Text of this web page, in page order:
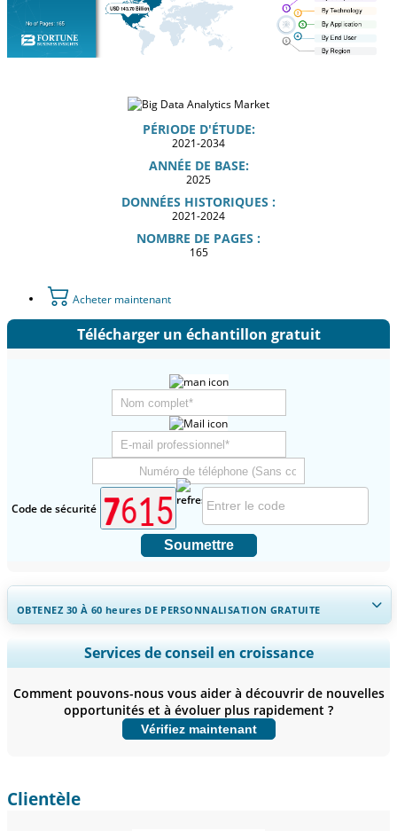
PÉRIODE D'ÉTUDE:
2021-2034
ANNÉE DE BASE:
2025
DONNÉES HISTORIQUES :
2021-2024
NOMBRE DE PAGES :
165
Acheter maintenant
Télécharger un échantillon gratuit
Code de sécurité
Soumettre
OBTENEZ 30 À 60heures DE PERSONNALISATION GRATUITE
Ampliar a cobertura regional e por país, Análise de segmentos,
Perfis de empresas, Benchmarking competitivo, e insights sobre o
Personnaliser maintenant
Services de conseil en croissance
Comment pouvons-nous vous aider à découvrir de nouvelles
opportunités et à évoluer plus rapidement ?
Vérifiez maintenant
Clientèle